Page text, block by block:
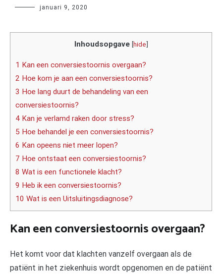
Author januari 9, 2020
Inhoudsopgave [hide]
1 Kan een conversiestoornis overgaan?
2 Hoe kom je aan een conversiestoornis?
3 Hoe lang duurt de behandeling van een
conversiestoornis?
4 Kan je verlamd raken door stress?
5 Hoe behandel je een conversiestoornis?
6 Kan opeens niet meer lopen?
7 Hoe ontstaat een conversiestoornis?
8 Wat is een functionele klacht?
9 Heb ik een conversiestoornis?
10 Wat is een Uitsluitingsdiagnose?
Kan een conversiestoornis overgaan?
Het komt voor dat klachten vanzelf overgaan als de
patiënt in het ziekenhuis wordt opgenomen en de patiënt